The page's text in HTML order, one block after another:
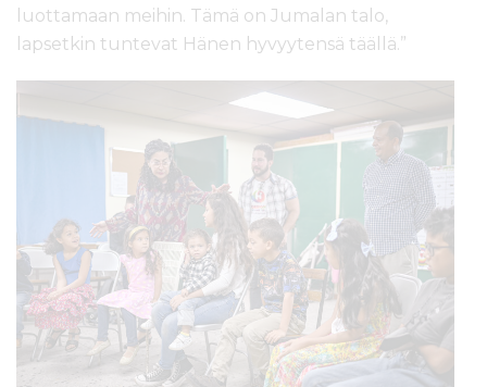
luottamaan meihin. Tämä on Jumalan talo,
lapsetkin tuntevat Hänen hyvyytensä täällä.”